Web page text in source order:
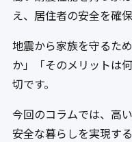
え、居住者の安全を確保
地震から家族を守るた
か」「そのメリットは
切です。
今回のコラムでは、高
安全な暮らしを実現す